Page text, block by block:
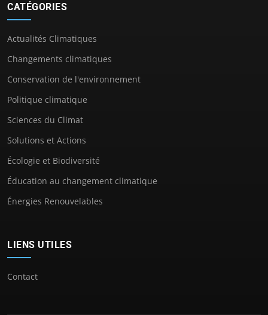
CATÉGORIES
Actualités Climatiques
Changements climatiques
Conservation de l'environnement
Politique climatique
Sciences du Climat
Solutions et Actions
Écologie et Biodiversité
Éducation au changement climatique
Énergies Renouvelables
LIENS UTILES
Contact